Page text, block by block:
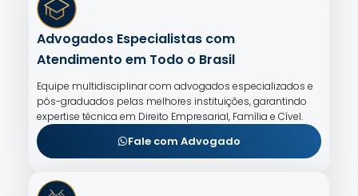
Advogados Especialistas com
Atendimento em Todo o Brasil
Equipe multidisciplinar com advogados especializados e
pós-graduados pelas melhores instituições, garantindo
expertise técnica em Direito Empresarial, Família e Cível.
Fale com Advogado